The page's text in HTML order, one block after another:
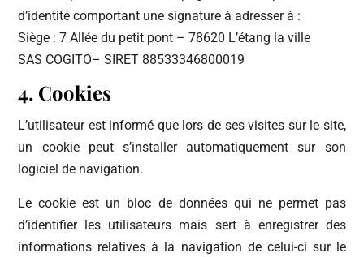
d’identité comportant une signature à adresser à :
Siège : 7 Allée du petit pont – 78620 L’étang la ville
SAS COGITO– SIRET 88533346800019
4. Cookies
L’utilisateur est informé que lors de ses visites sur le site,
un cookie peut s’installer automatiquement sur son
logiciel de navigation.
Le cookie est un bloc de données qui ne permet pas
d’identifier les utilisateurs mais sert à enregistrer des
informations relatives à la navigation de celui-ci sur le